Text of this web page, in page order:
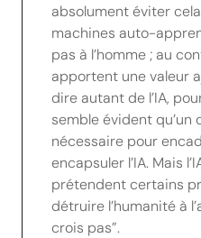
absolument éviter
machines auto-
pas à l’homme ; au
apportent une valeur
dire autant de l’IA,
semble évident
nécessaire pour
encapsuler l’IA. Mais
prétendent certains
détruire l’humanité à
crois pas”.